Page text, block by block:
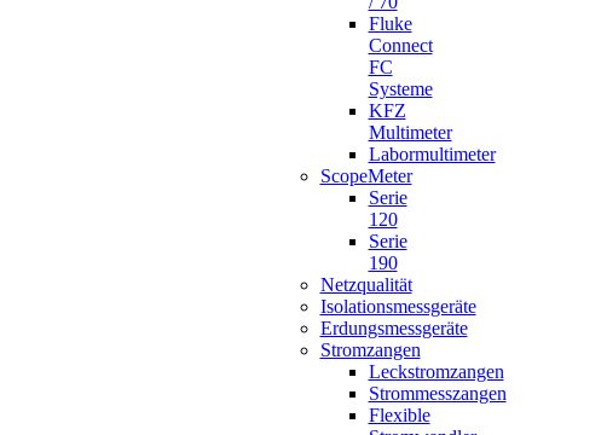
Fluke
Connect
FC
Systeme
KFZ
Multimeter
Labormultimeter
ScopeMeter
Serie
120
Serie
190
Netzqualität
Isolationsmessgeräte
Erdungsmessgeräte
Stromzangen
Leckstromzangen
Strommesszangen
Flexible